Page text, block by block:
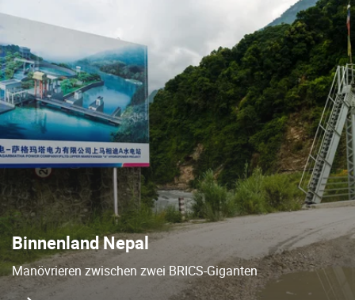
Binnenland Nepal
Manövrieren zwischen zwei BRICS-Giganten